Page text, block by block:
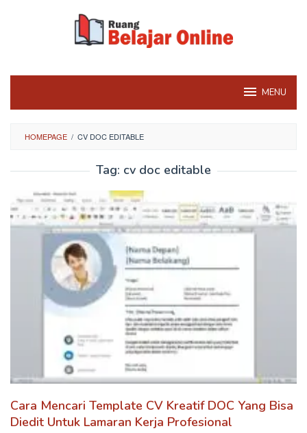
MENU
HOMEPAGE / CV DOC EDITABLE
Tag: cv doc editable
Cara Mencari Template CV Kreatif DOC Yang Bisa
Diedit Untuk Lamaran Kerja Profesional